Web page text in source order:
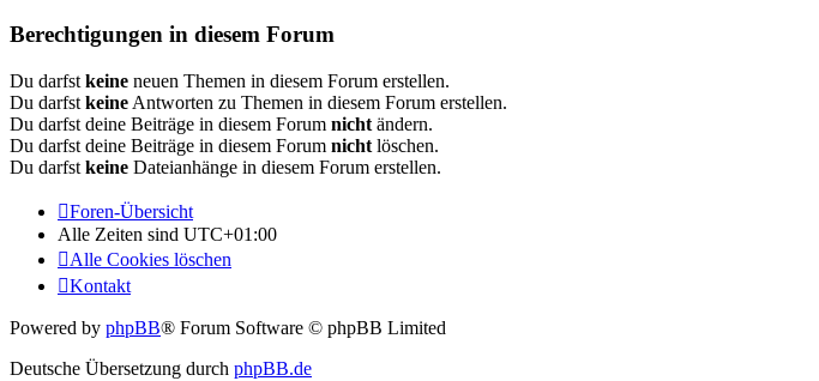
Berechtigungen in diesem Forum
Du darfst keine neuen Themen in diesem Forum erstellen.
Du darfst keine Antworten zu Themen in diesem Forum erstellen.
Du darfst deine Beiträge in diesem Forum nicht ändern.
Du darfst deine Beiträge in diesem Forum nicht löschen.
Du darfst keine Dateianhänge in diesem Forum erstellen.
Foren-Übersicht
Alle Zeiten sind UTC+01:00
Alle Cookies löschen
Kontakt
Powered by phpBB® Forum Software © phpBB Limited
Deutsche Übersetzung durch phpBB.de